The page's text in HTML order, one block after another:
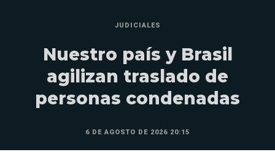
JUDICIALES
Nuestro país y Brasil
agilizan traslado de
personas condenadas
6 DE AGOSTO DE 2026 20:15